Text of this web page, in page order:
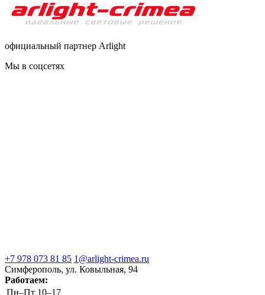
официальный партнер Arlight
Мы в соцсетях
+7 978 073 81 85 1@arlight-crimea.ru
Симферополь, ул. Ковыльная, 94
Работаем:
Пн–Пт 10–17